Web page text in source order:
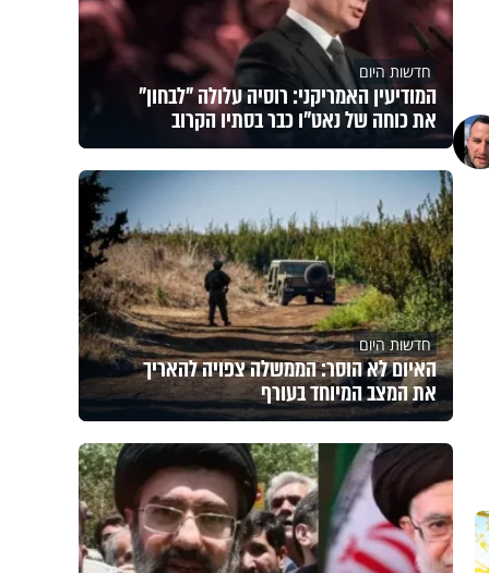
חדשות היום
המודיעין האמריקני: רוסיה עלולה "לבחון"
את כוחה של נאט"ו כבר בסתיו הקרוב
חדשות היום
האיום לא הוסר: הממשלה צפויה להאריך
את המצב המיוחד בעורף